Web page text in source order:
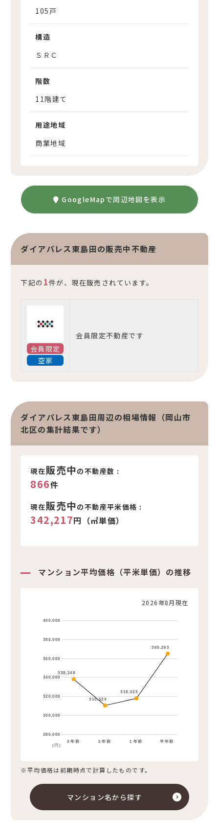
105戸
構造
ＳＲＣ
階数
11階建て
用途地域
商業地域
GoogleMapで周辺地図を表示
ダイアパレス東島田の販売中不動産
下記の 1件が、現在販売されています。
会員限定
空家
会員限定不動産です
ダイアパレス東島田周辺の相場情報（岡山市
北区の集計結果です）
現在販売中 の不動産数 :
866件
現在販売中 の不動産平米価格 :
342,217円（㎡単価）
マンション平均価格（平米単価）の推移
2026年8月現在
３年前 ２年前 １年前 半年前
280,000
300,000
320,000
340,000
360,000
380,000
400,000
338,248
310,524
318,023
365,263
(円)
※平均価格は前期時点で計算したものです。
マンション名から探す